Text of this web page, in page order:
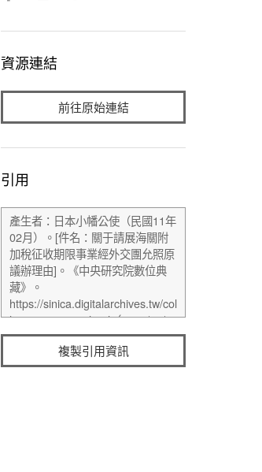
資源連結
前往原始連結
引用
複製引用資訊